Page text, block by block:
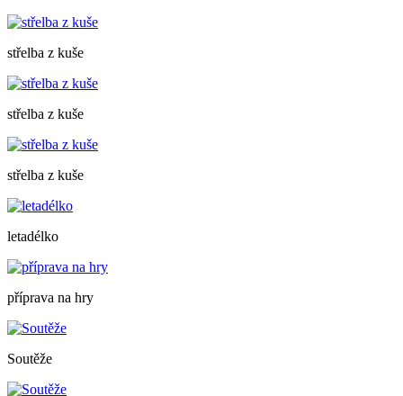
střelba z kuše
střelba z kuše
střelba z kuše
letadélko
příprava na hry
Soutěže